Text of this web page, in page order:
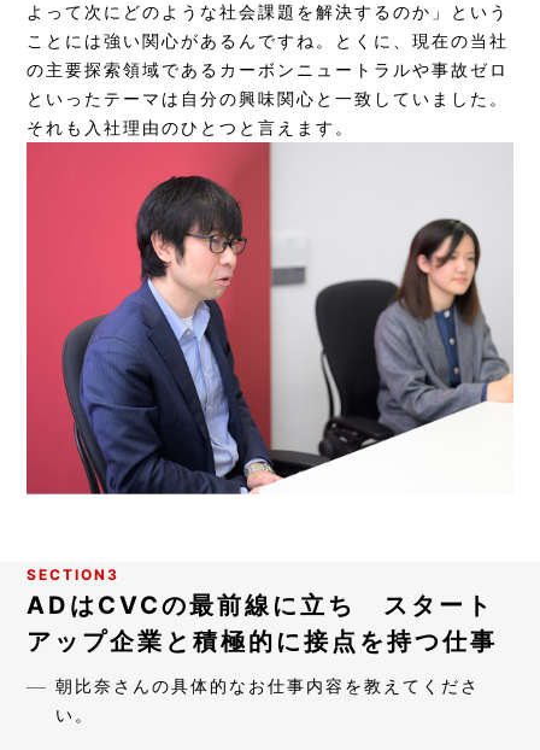
よって次にどのような社会課題を解決するのか」という
ことには強い関心があるんですね。とくに、現在の当社
の主要探索領域であるカーボンニュートラルや事故ゼロ
といったテーマは自分の興味関心と一致していました。
それも入社理由のひとつと言えます。
SECTION3
ADはCVCの最前線に立ち スタート
アップ企業と積極的に接点を持つ仕事
朝比奈さんの具体的なお仕事内容を教えてくださ
い。